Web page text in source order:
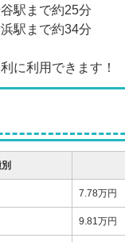
駅まで約25分
駅まで約34分
に利用できます！
7.78万円
9.81万円